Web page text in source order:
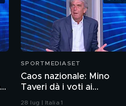
SPORTMEDIASET
Caos nazionale: Mino
Taveri dà i voti ai
protagonisti
28 lug | Italia 1